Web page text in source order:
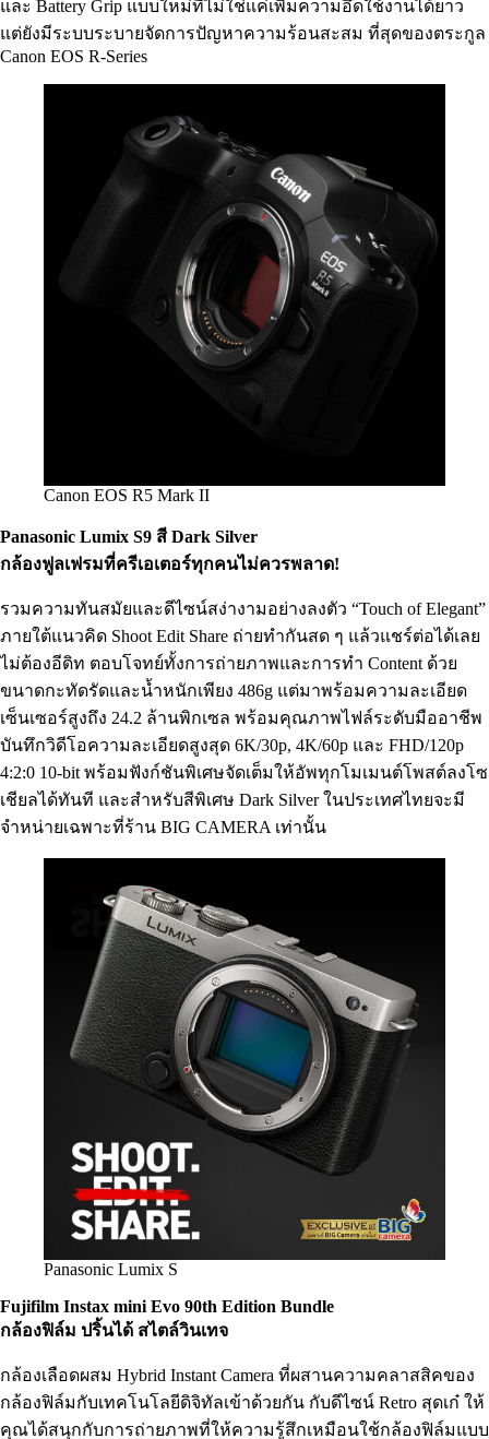
และ Battery Grip แบบใหม่ที่ไม่ใช่แค่เพิ่มความอึดใช้งานได้ยาว
แต่ยังมีระบบระบายจัดการปัญหาความร้อนสะสม ที่สุดของตระกูล
Canon EOS R-Series
Canon EOS R5 Mark II
Panasonic Lumix S9 สี Dark Silver
กล้องฟูลเฟรมที่ครีเอเตอร์ทุกคนไม่ควรพลาด!
รวมความทันสมัยและดีไซน์สง่างามอย่างลงตัว “Touch of Elegant”
ภายใต้แนวคิด Shoot Edit Share ถ่ายทำกันสด ๆ แล้วแชร์ต่อได้เลย
ไม่ต้องอีดิท ตอบโจทย์ทั้งการถ่ายภาพและการทำ Content ด้วย
ขนาดกะทัดรัดและน้ำหนักเพียง 486g แต่มาพร้อมความละเอียด
เซ็นเซอร์สูงถึง 24.2 ล้านพิกเซล พร้อมคุณภาพไฟล์ระดับมืออาชีพ
บันทึกวิดีโอความละเอียดสูงสุด 6K/30p, 4K/60p และ FHD/120p
4:2:0 10-bit พร้อมฟังก์ชันพิเศษจัดเต็มให้อัพทุกโมเมนต์โพสต์ลงโซ
เชียลได้ทันที และสำหรับสีพิเศษ Dark Silver ในประเทศไทยจะมี
จำหน่ายเฉพาะที่ร้าน BIG CAMERA เท่านั้น
Panasonic Lumix S
Fujifilm Instax mini Evo 90th Edition Bundle
กล้องฟิล์ม ปริ้นได้ สไตล์วินเทจ
กล้องเลือดผสม Hybrid Instant Camera ที่ผสานความคลาสสิคของ
กล้องฟิล์มกับเทคโนโลยีดิจิทัลเข้าด้วยกัน กับดีไซน์ Retro สุดเก๋ ให้
คุณได้สนุกกับการถ่ายภาพที่ให้ความรู้สึกเหมือนใช้กล้องฟิล์มแบบ